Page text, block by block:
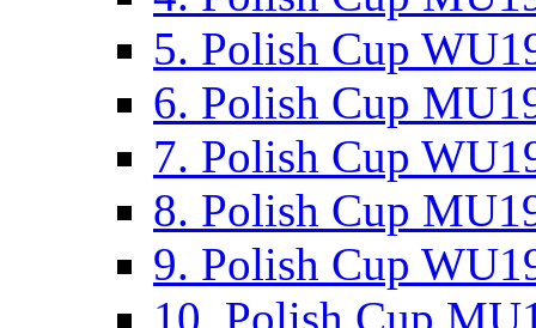
5. Polish Cup
6. Polish Cup
7. Polish Cup
8. Polish Cup
9. Polish Cup
10. Polish Cup